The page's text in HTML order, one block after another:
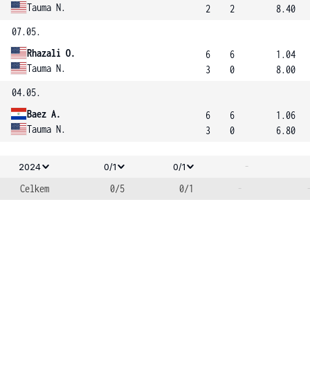
Tauma N.
2
2
8.40
07.05.
Rhazali O.
Tauma N.
6
3
6
0
1.04
8.00
04.05.
Baez A.
Tauma N.
6
3
6
0
1.06
6.80
2024 0/1 0/1
-
Celkem
0/5 0/1 -